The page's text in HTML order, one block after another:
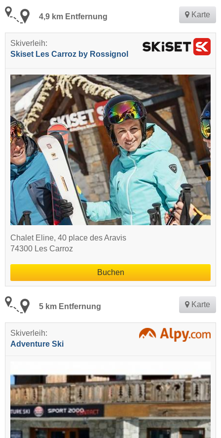
4,9 km Entfernung Karte
Skiverleih:
Skiset Les Carroz by Rossignol
Chalet Eline, 40 place des Aravis
74300 Les Carroz
Buchen
5 km Entfernung Karte
Skiverleih:
Adventure Ski